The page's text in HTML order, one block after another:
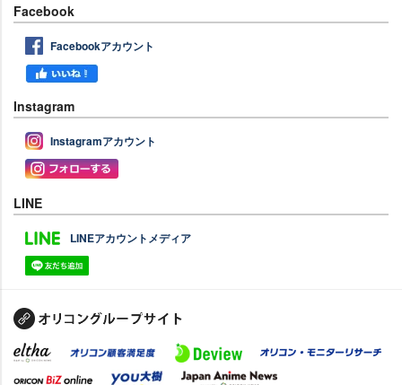
Facebook
Facebookアカウント
Instagram
Instagramアカウント
LINE
LINEアカウントメディア